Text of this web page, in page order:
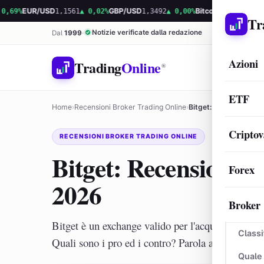
Azioni
ETF
Forex
Broker
USD1,1561▲ 0,02%GBP/USD1,3492▲ 0,00%Bitcoin64.950,99▼ -0,02%
Dal 1999 Notizie verificate dalla redazione
TradingOnline®
Home›Recensioni Broker Trading Online›Bitget: Recensione,
RECENSIONI BROKER TRADING ONLINE
Bitget:
2026
Bitget è un exchange valido per l'acquisto, la
Quali sono i pro ed i contro? Parola alla